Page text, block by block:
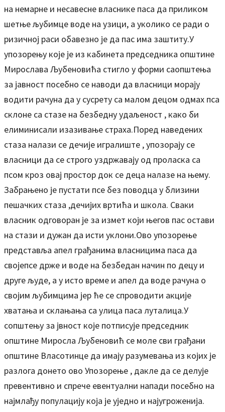
на немарне и несавесне власнике паса да приликом
шетње љубимце воде на узици, а уколико се ради о
ризичној раси обавезно је да пас има заштиту.У
упозорењу које је из кабинета председника општине
Мирослава Љубеновића стигло у форми саопштења
за јавност посебно се наводи да власници морају
водити рачуна да у сусрету са малом децом одмах пса
склоне са стазе на безбедну удаљеност , како би
елиминисали изазивање страха.Поред наведених
стаза налази се дечије игралиште , упозорају се
власници да се строго уздржавају од проласка са
псом кроз овај простор док се деца налазе на њему.
Забрањено је пустати псе без поводца у близини
пешaчких стаза ,дечијих вртића и школа. Сваки
власник одговоран је за измет који његов пас остави
на стази и дужан да исти уклони.Ово упозорење
представља апел грађанима власницима паса да
својепсе држе и воде на безбедан начин по децу и
друге људе, а у исто време и апел да воде рачуна о
својим љубимцима јер ће се спроводити акције
хватања и склањања са улица паса луталица.У
сопштењу за јвност које потписује председник
општине Миросла Љубеновић се моле сви грађани
општине Власотинце да имају разумевања из којих је
разлога донето ово Упозорење , дакле да се делује
превентивно и спрече евентуални напади посебно на
најмлађу популацију која је уједно и најугроженија.